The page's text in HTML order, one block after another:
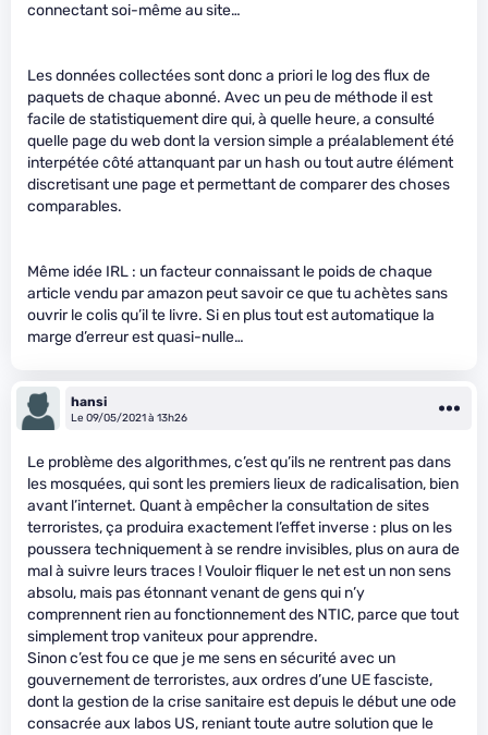
connectant soi-même au site…
Les données collectées sont donc a priori le log des flux de
paquets de chaque abonné. Avec un peu de méthode il est
facile de statistiquement dire qui, à quelle heure, a consulté
quelle page du web dont la version simple a préalablement été
interpétée côté attanquant par un hash ou tout autre élément
discretisant une page et permettant de comparer des choses
comparables.
Même idée IRL : un facteur connaissant le poids de chaque
article vendu par amazon peut savoir ce que tu achètes sans
ouvrir le colis qu’il te livre. Si en plus tout est automatique la
marge d’erreur est quasi-nulle…
hansi
Le 09/05/2021 à 13h26
Le problème des algorithmes, c’est qu’ils ne rentrent pas dans
les mosquées, qui sont les premiers lieux de radicalisation, bien
avant l’internet. Quant à empêcher la consultation de sites
terroristes, ça produira exactement l’effet inverse : plus on les
poussera techniquement à se rendre invisibles, plus on aura de
mal à suivre leurs traces ! Vouloir fliquer le net est un non sens
absolu, mais pas étonnant venant de gens qui n’y
comprennent rien au fonctionnement des NTIC, parce que tout
simplement trop vaniteux pour apprendre.
Sinon c’est fou ce que je me sens en sécurité avec un
gouvernement de terroristes, aux ordres d’une UE fasciste,
dont la gestion de la crise sanitaire est depuis le début une ode
consacrée aux labos US, reniant toute autre solution que le